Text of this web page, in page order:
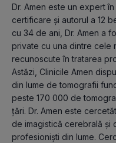
Dr. Amen este un expert
certificare și autorul a 12
cu 34 de ani, Dr. Amen a
private cu una dintre cele
recunoscute în tratarea
Astăzi, Clinicile Amen
din lume de tomografii
peste 170 000 de
țări. Dr. Amen este
de imagistică cerebrală și
profesioniști din lume.